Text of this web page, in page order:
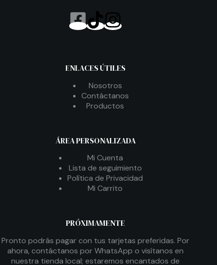
ENLACES ÚTILES
Nosotros
Contáctanos
Productos
ÁREA PERSONALIZADA
Mi Cuenta
Lista de seguimiento
Política de Privacidad
Mi Carrito
PRÓXIMAMENTE
Pronto podrás pagar con tus tarjetas preferidas. Por
ahora, contáctanos por WhatsApp o visítanos en
nuestra tienda local; estaremos encantados de